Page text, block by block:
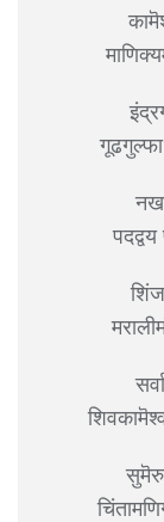
गूढगुल्फा